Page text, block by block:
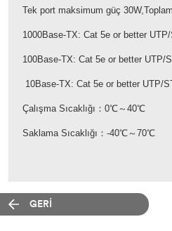
Tek port maksimum güç
1000Base-TX: Cat 5e or better
100Base-TX: Cat 5e or better UTP/
10Base-TX: Cat 5e or better UTP/
Çalışma Sıcaklığı：0℃～40℃
Saklama Sıcaklığı：-40℃～70℃
GERİ